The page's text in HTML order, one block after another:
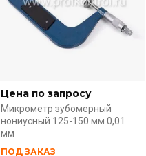
Цена по запросу
Микрометр зубомерный
нониусный 125-150 мм 0,01
мм
ПОД ЗАКАЗ